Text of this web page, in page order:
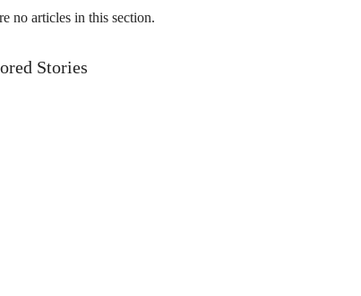
no articles in this section.
Stories